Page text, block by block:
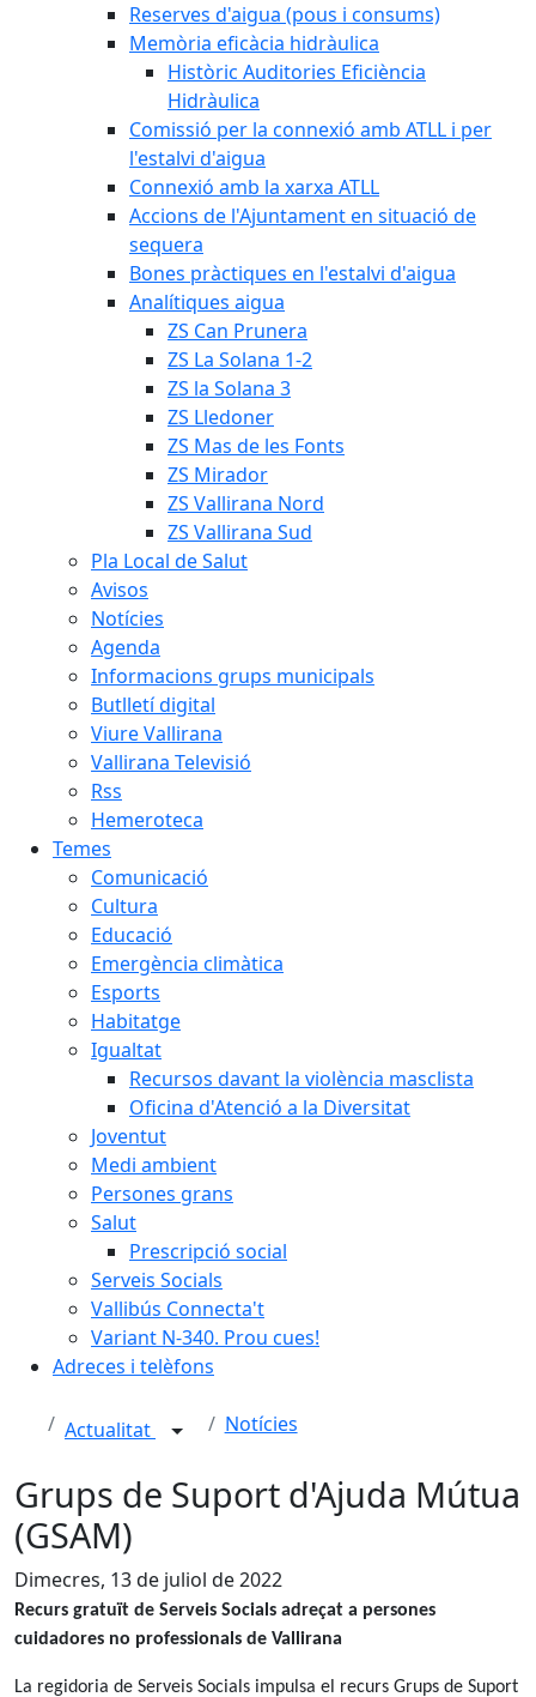
Reserves d'aigua (pous i consums)
Memòria eficàcia hidràulica
Històric Auditories Eficiència
Hidràulica
Comissió per la connexió amb ATLL i per
l'estalvi d'aigua
Connexió amb la xarxa ATLL
Accions de l'Ajuntament en situació de
sequera
Bones pràctiques en l'estalvi d'aigua
Analítiques aigua
ZS Can Prunera
ZS La Solana 1-2
ZS la Solana 3
ZS Lledoner
ZS Mas de les Fonts
ZS Mirador
ZS Vallirana Nord
ZS Vallirana Sud
Pla Local de Salut
Avisos
Notícies
Agenda
Informacions grups municipals
Butlletí digital
Viure Vallirana
Vallirana Televisió
Rss
Hemeroteca
Temes
Comunicació
Cultura
Educació
Emergència climàtica
Esports
Habitatge
Igualtat
Recursos davant la violència masclista
Oficina d'Atenció a la Diversitat
Joventut
Medi ambient
Persones grans
Salut
Prescripció social
Serveis Socials
Vallibús Connecta't
Variant N-340. Prou cues!
Adreces i telèfons
Actualitat Notícies
Grups de Suport d'Ajuda Mútua
(GSAM)
Dimecres, 13 de juliol de 2022
Recurs gratuït de Serveis Socials adreçat a persones
cuidadores no professionals de Vallirana
La regidoria de Serveis Socials impulsa el recurs Grups de Suport